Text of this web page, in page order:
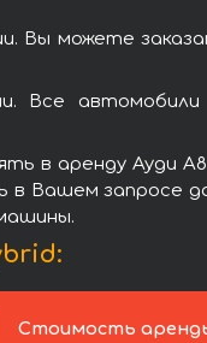
Вы можете
Все автомобили
в аренду Ауди A8
в Вашем запросе
Стоимость